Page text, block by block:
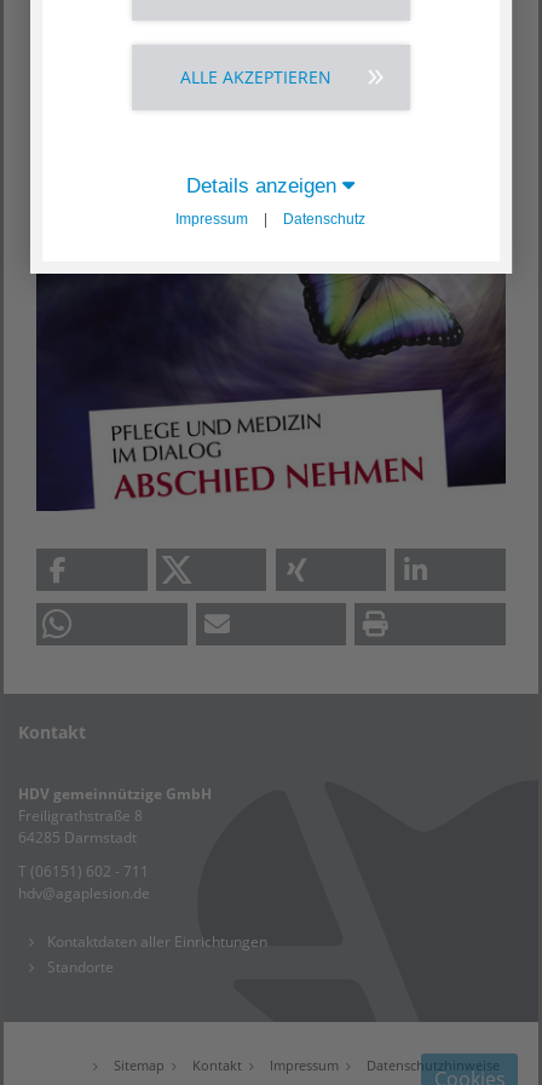
HEIMATHAUS in Darmstadt Bessungen organisiert und
wird vom StiftungsfondDiaDemderStiftung Diakonie
sowie derStiftung Lebensqualität für
Hessischen Diakonievereins e.V.gefördert. Wir freuen
Kontakt
HDV gemeinnützige GmbH
Freiligrathstraße 8
64285 Darmstadt
T (06151) 602 - 711
hdv@agaplesion.de
Kontaktdaten aller Einrichtungen
Standorte
Sitemap Kontakt Impressum Datenschutzhinweise
Cookies
ALLE AKZEPTIEREN
Details anzeigen
Impressum Datenschutz